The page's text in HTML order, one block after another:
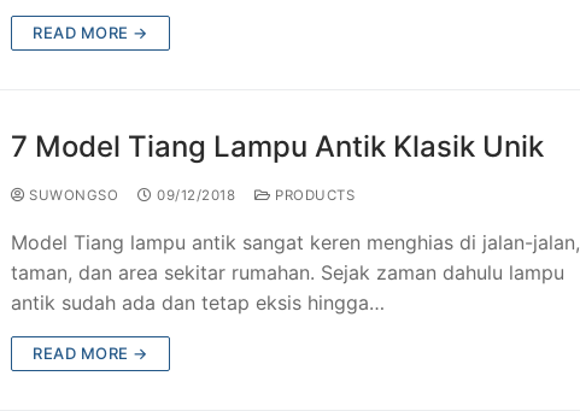
READ MORE →
7 Model Tiang Lampu Antik Klasik Unik
SUWONGSO 09/12/2018 PRODUCTS
Model Tiang lampu antik sangat keren menghias di jalan-jalan,
taman, dan area sekitar rumahan. Sejak zaman dahulu lampu
antik sudah ada dan tetap eksis hingga…
READ MORE →